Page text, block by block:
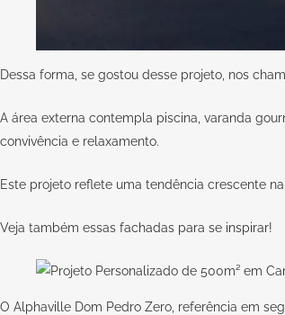
Dessa forma, se gostou desse projeto, nos
A área externa contempla piscina, varanda
convivência e relaxamento.
Este projeto reflete uma tendência crescente
Veja também essas fachadas para se inspirar!
O Alphaville Dom Pedro Zero, referência em